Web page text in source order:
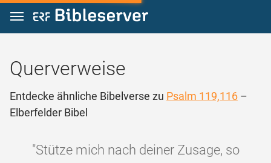
Zum Inhalt springen
Querverweise
Entdecke ähnliche Bibelverse zu Psalm 119,116 –
Elberfelder Bibel
"Stütze mich nach deiner Zusage, so